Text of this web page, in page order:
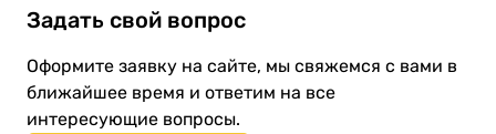
Задать свой вопрос
Оформите заявку на сайте, мы свяжемся с вами в
ближайшее время и ответим на все
интересующие вопросы.